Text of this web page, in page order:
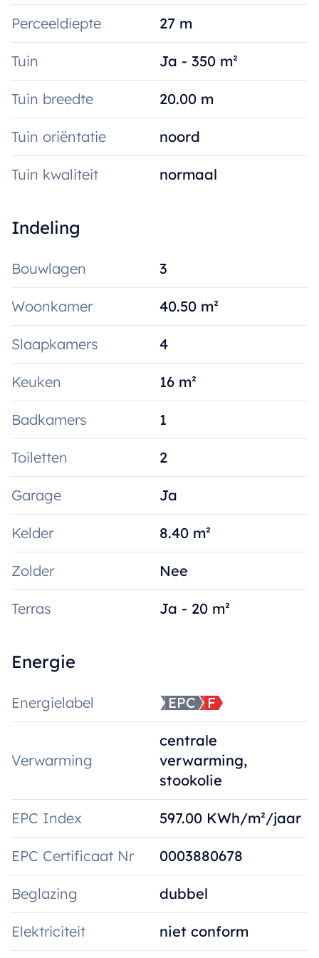
Perceeldiepte 27 m
Tuin Ja - 350 m²
Tuin breedte 20.00 m
Tuin oriëntatie noord
Tuin kwaliteit normaal
Indeling
Bouwlagen 3
Woonkamer 40.50 m²
Slaapkamers 4
Keuken 16 m²
Badkamers 1
Toiletten 2
Garage Ja
Kelder 8.40 m²
Zolder Nee
Terras Ja - 20 m²
Energie
Energielabel EPC F
Verwarming
centrale
verwarming,
stookolie
EPC Index 597.00 KWh/m²/jaar
EPC Certificaat Nr 0003880678
Beglazing dubbel
Elektriciteit niet conform